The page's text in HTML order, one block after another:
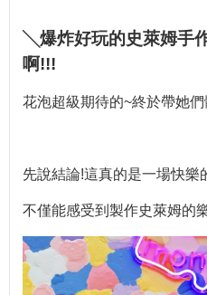
╲爆炸好玩的史萊姆手
啊!!!
花泡超級期待的~終於帶她們
先說結論!這真的是一場快樂
不僅能感受到製作史萊姆的